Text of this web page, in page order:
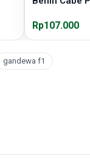
Rp107.000
gandewa f1